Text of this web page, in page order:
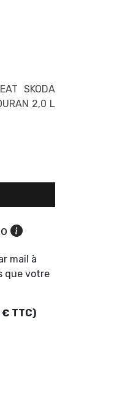
SKODA
2,0 L
mail à
que votre
TTC)